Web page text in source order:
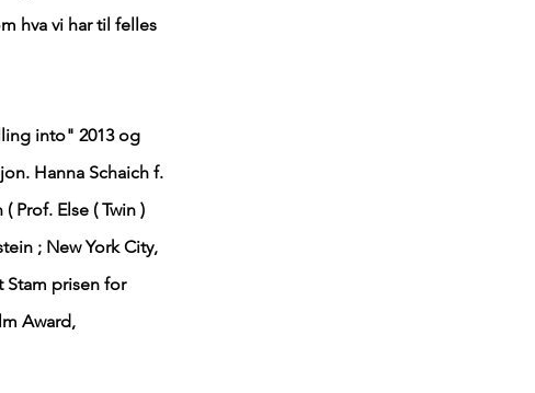
hva vi har til felles
into" 2013 og
Hanna Schaich f.
Prof. Else ( Twin )
; New York City,
Stam prisen for
Award,